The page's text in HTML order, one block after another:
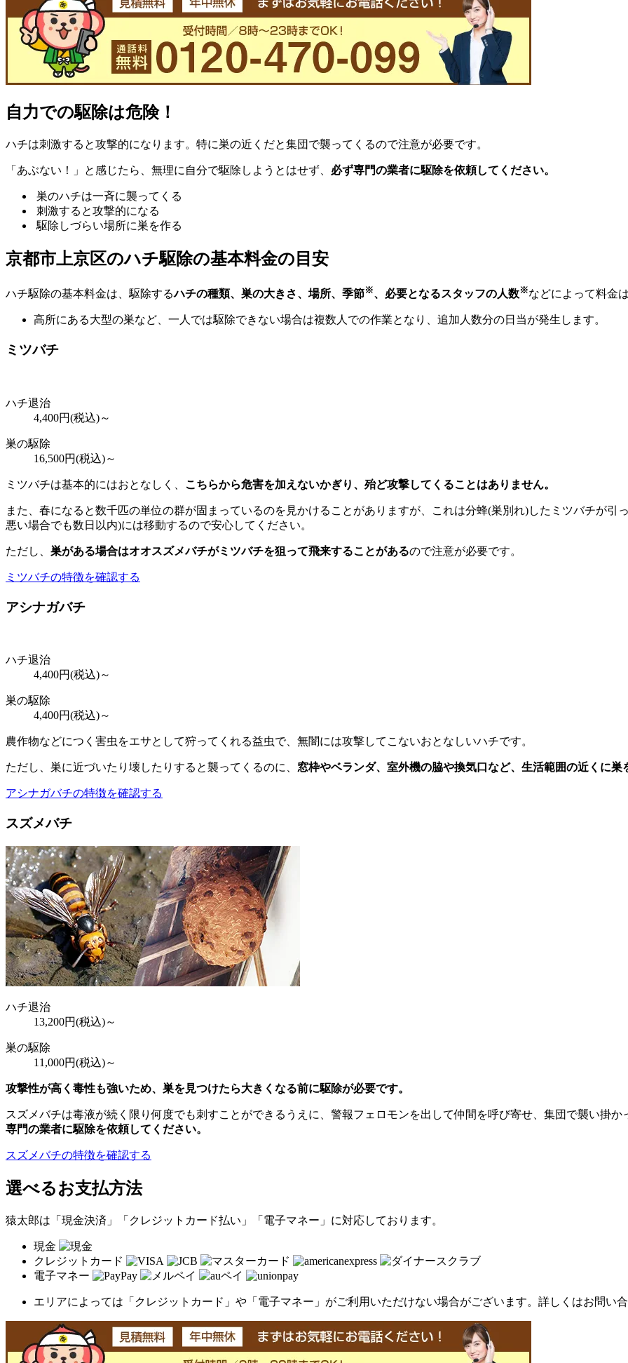
自力での駆除は危険！
ハチは刺激すると攻撃的になります。特に巣の近くだと集団で襲ってくるので注意が必要です。
「あぶない！」と感じたら、無理に自分で駆除しようとはせず、 必ず専門の業者に駆除を依頼してください。
巣のハチは一斉に襲ってくる
刺激すると攻撃的になる
駆除しづらい場所に巣を作る
京都市上京区のハチ駆除の基本料金の目安
ハチ駆除の基本料金は、駆除するハチの種類、巣の大きさ、場所、季節※、必要となるスタッフの人数※などによって料金
高所にある大型の巣など、一人では駆除できない場合は複数人での作業となり、追加人数分の日当が発生します。
ミツバチ
ハチ退治
4,400円(税込)～
巣の駆除
16,500円(税込)～
ミツバチは基本的にはおとなしく、 こちらから危害を加えないかぎり、殆ど攻撃してくることはありません。
また、春になると数千匹の単位の群が固まっているのを見かけることがありますが、これは分蜂(巣別れ)したミツバチが引
悪い場合でも数日以内)には移動するので安心してください。
ただし、 巣がある場合はオオスズメバチがミツバチを狙って飛来することがあるので注意が必要です。
ミツバチの特徴を確認する
アシナガバチ
ハチ退治
4,400円(税込)～
巣の駆除
4,400円(税込)～
農作物などにつく害虫をエサとして狩ってくれる益虫で、無闇には攻撃してこないおとなしいハチです。
ただし、巣に近づいたり壊したりすると襲ってくるのに、 窓枠やベランダ、室外機の脇や換気口など、 生活範囲の近くに巣
アシナガバチの特徴を確認する
スズメバチ
ハチ退治
13,200円(税込)～
巣の駆除
11,000円(税込)～
攻撃性が高く毒性も強いため、巣を見つけたら大きくなる前に駆除が必要です。
スズメバチは毒液が続く限り何度でも刺すことができるうえに、警報フェロモンを出して仲間を呼び寄せ、集団で襲い掛か
専門の業者に駆除を依頼してください。
スズメバチの特徴を確認する
選べるお支払方法
猿太郎は「現金決済」「クレジットカード払い」「電子マネー」に対応しております。
現金
クレジットカード
電子マネー
エリアによっては「クレジットカード」や「電子マネー」がご利用いただけない場合がございます。詳しくはお問い